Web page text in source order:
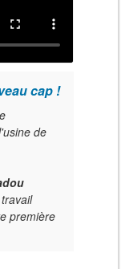
cap !
de
première